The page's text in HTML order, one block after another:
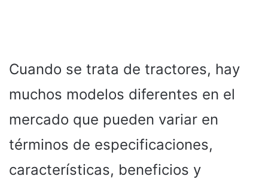
Cuando se trata de tractores, hay
muchos modelos diferentes en el
mercado que pueden variar en
términos de especificaciones,
características, beneficios y